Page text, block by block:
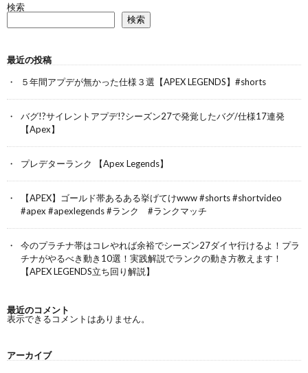
検索
検索
最近の投稿
５年間アプデが無かった仕様３選【APEX LEGENDS】#shorts
バグ!?サイレントアプデ!?シーズン27で発覚したバグ/仕様17連発
【Apex】
プレデターランク 【Apex Legends】
【APEX】ゴールド帯あるある挙げてけwww #shorts #shortvideo
#apex #apexlegends #ランク #ランクマッチ
今のプラチナ帯はコレやれば余裕でシーズン27ダイヤ行けるよ！プラ
チナがやるべき動き10選！実践解説でランクの動き方教えます！
【APEX LEGENDS立ち回り解説】
最近のコメント
表示できるコメントはありません。
アーカイブ